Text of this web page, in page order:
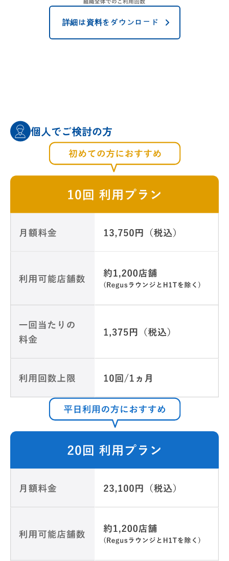
詳細は資料をダウンロード
個人でご検討の方